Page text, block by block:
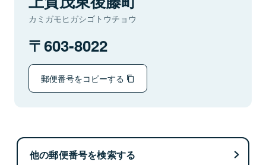
カミガモヒガシゴトウチョウ
603-8022
郵便番号をコピーする
他の郵便番号を検索する